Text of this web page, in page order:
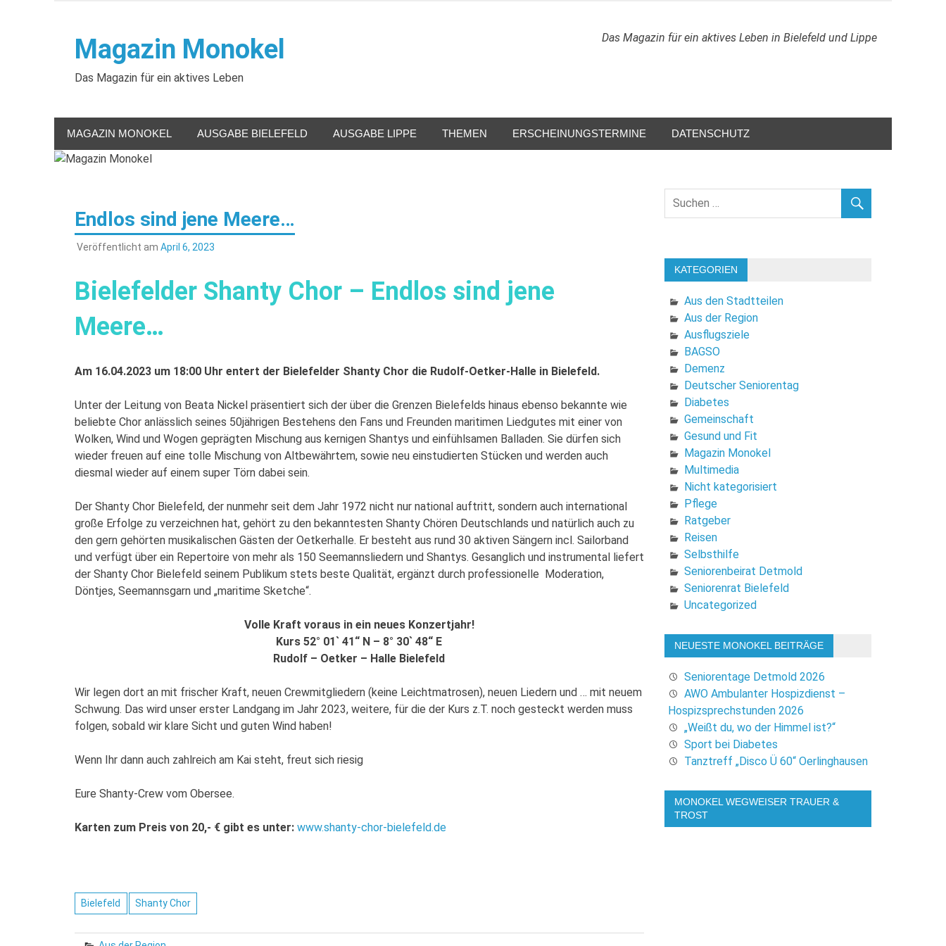
springen
Magazin Monokel
Das Magazin für ein aktives Leben
Das Magazin für ein aktives Leben in Bielefeld und Lippe
MAGAZIN MONOKEL AUSGABE BIELEFELD AUSGABE LIPPE THEMEN ERSCHEINUNGSTERMINE DATENSCHUTZ
Endlos sind jene Meere…
Veröffentlicht am April 6, 2023
Bielefelder Shanty Chor – Endlos sind jene
Meere…
Am 16.04.2023 um 18:00 Uhr entert der Bielefelder Shanty Chor die Rudolf-Oetker-Halle in Bielefeld.
Unter der Leitung von Beata Nickel präsentiert sich der über die Grenzen Bielefelds hinaus ebenso bekannte wie
beliebte Chor anlässlich seines 50jährigen Bestehens den Fans und Freunden maritimen Liedgutes mit einer von
Wolken, Wind und Wogen geprägten Mischung aus kernigen Shantys und einfühlsamen Balladen. Sie dürfen sich
wieder freuen auf eine tolle Mischung von Altbewährtem, sowie neu einstudierten Stücken und werden auch
diesmal wieder auf einem super Törn dabei sein.
Der Shanty Chor Bielefeld, der nunmehr seit dem Jahr 1972 nicht nur national auftritt, sondern auch international
große Erfolge zu verzeichnen hat, gehört zu den bekanntesten Shanty Chören Deutschlands und natürlich auch zu
den gern gehörten musikalischen Gästen der Oetkerhalle. Er besteht aus rund 30 aktiven Sängern incl. Sailorband
und verfügt über ein Repertoire von mehr als 150 Seemannsliedern und Shantys. Gesanglich und instrumental liefert
der Shanty Chor Bielefeld seinem Publikum stets beste Qualität, ergänzt durch professionelle Moderation,
Döntjes, Seemannsgarn und „maritime Sketche“.
Volle Kraft voraus in ein neues Konzertjahr!
Kurs 52° 01` 41“ N – 8° 30` 48“ E
Rudolf – Oetker – Halle Bielefeld
Wir legen dort an mit frischer Kraft, neuen Crewmitgliedern (keine Leichtmatrosen), neuen Liedern und … mit neuem
Schwung. Das wird unser erster Landgang im Jahr 2023, weitere, für die der Kurs z.T. noch gesteckt werden muss
folgen, sobald wir klare Sicht und guten Wind haben!
Wenn Ihr dann auch zahlreich am Kai steht, freut sich riesig
Eure Shanty-Crew vom Obersee.
Karten zum Preis von 20,- € gibt es unter: www.shanty-chor-bielefeld.de
Bielefeld Shanty Chor
KATEGORIEN
Aus den Stadtteilen
Aus der Region
Ausflugsziele
BAGSO
Demenz
Deutscher Seniorentag
Diabetes
Gemeinschaft
Gesund und Fit
Magazin Monokel
Multimedia
Nicht kategorisiert
Pflege
Ratgeber
Reisen
Selbsthilfe
Seniorenbeirat Detmold
Seniorenrat Bielefeld
Uncategorized
NEUESTE MONOKEL BEITRÄGE
Seniorentage Detmold 2026
AWO Ambulanter Hospizdienst –
Hospizsprechstunden 2026
„Weißt du, wo der Himmel ist?“
Sport bei Diabetes
Tanztreff „Disco Ü 60“ Oerlinghausen
MONOKEL WEGWEISER TRAUER &
TROST